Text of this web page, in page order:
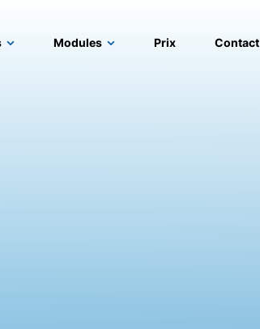
Modules Prix Contact